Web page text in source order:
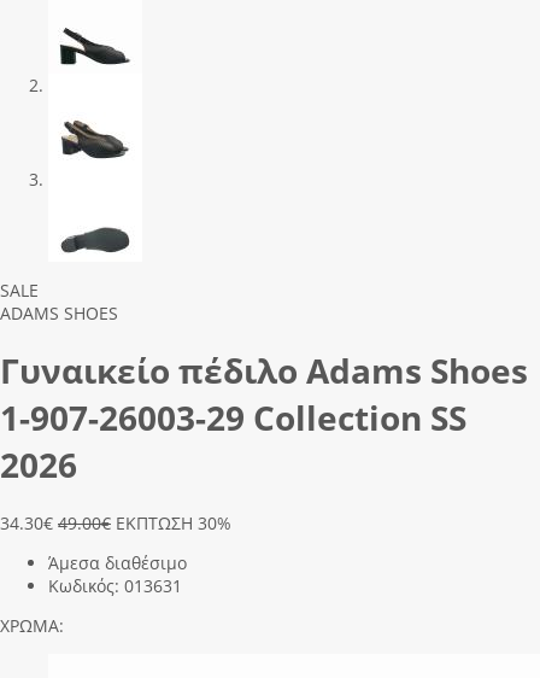
Previous
Next
SALE
ADAMS SHOES
Γυναικείο πέδιλο Adams Shoes
1-907-26003-29 Collection SS
2026
34.30€ 49.00€ ΕΚΠΤΩΣΗ 30%
Άμεσα διαθέσιμο
Κωδικός: 013631
ΧΡΩΜΑ: